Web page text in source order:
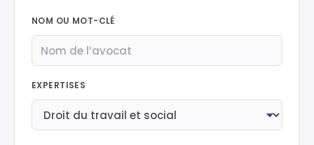
NOM OU MOT-CLÉ
EXPERTISES